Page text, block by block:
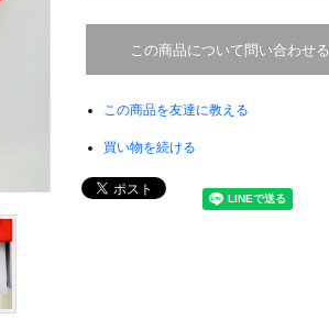
この商品について問い合わせる
この商品を友達に教える
買い物を続ける